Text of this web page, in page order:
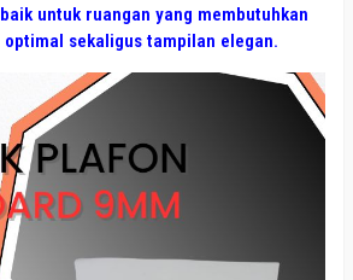
untuk ruangan yang membutuhkan
sekaligus tampilan elegan.